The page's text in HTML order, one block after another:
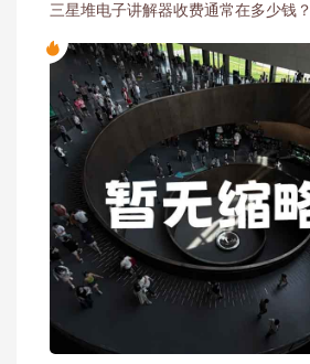
三星堆电子讲解器收费通常在多少钱？